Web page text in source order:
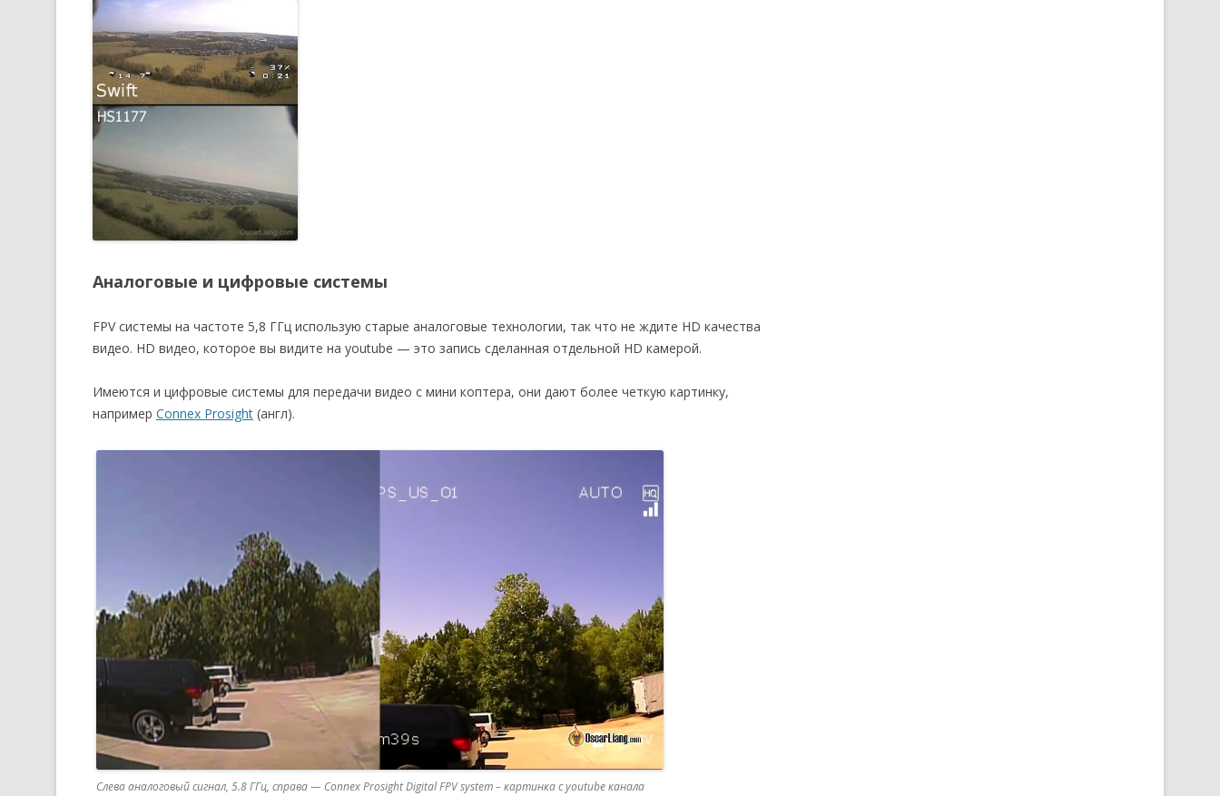
Аналоговые и цифровые системы
FPV системы на частоте 5,8 ГГц использую старые аналоговые технологии, так что не ждите HD качества
видео. HD видео, которое вы видите на youtube — это запись сделанная отдельной HD камерой.
Имеются и цифровые системы для передачи видео с мини коптера, они дают более четкую картинку,
например Connex Prosight (англ).
Слева аналоговый сигнал, 5.8 ГГц, справа — Connex Prosight Digital FPV system – картинка с youtube канала